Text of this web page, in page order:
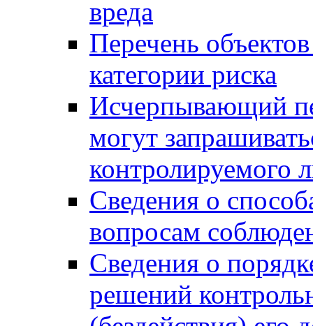
вреда
Перечень
категории риска
Исчерпывающий
могут
контролируемого
Сведения о
вопросам
Сведения о
решений